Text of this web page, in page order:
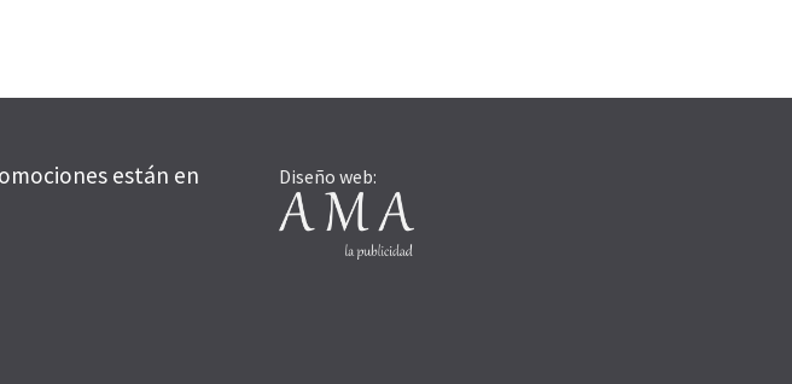
están en
Diseño web: